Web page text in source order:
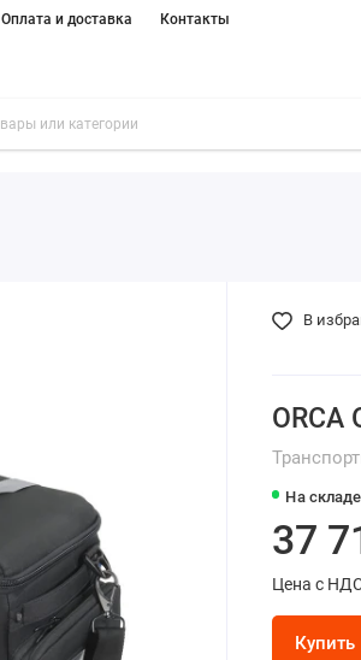
Оплата и доставка Контакты
ORCA
На складе
37
Цена с
Купить
В